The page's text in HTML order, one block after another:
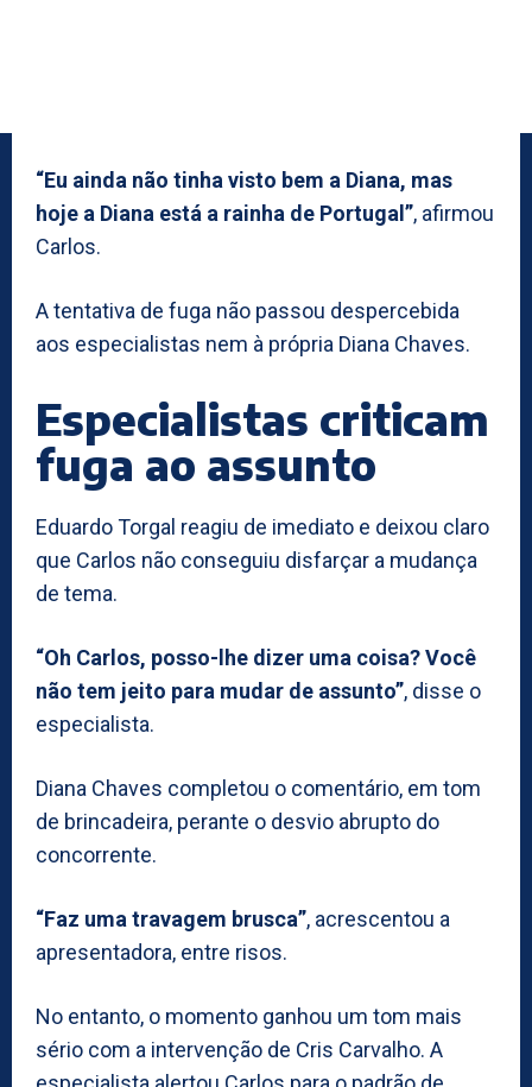
“Eu ainda não tinha visto bem a Diana, mas
hoje a Diana está a rainha de Portugal”, afirmou
Carlos.
A tentativa de fuga não passou despercebida
aos especialistas nem à própria Diana Chaves.
Especialistas criticam
fuga ao assunto
Eduardo Torgal reagiu de imediato e deixou claro
que Carlos não conseguiu disfarçar a mudança
de tema.
“Oh Carlos, posso-lhe dizer uma coisa? Você
não tem jeito para mudar de assunto”, disse o
especialista.
Diana Chaves completou o comentário, em tom
de brincadeira, perante o desvio abrupto do
concorrente.
“Faz uma travagem brusca”, acrescentou a
apresentadora, entre risos.
No entanto, o momento ganhou um tom mais
sério com a intervenção de Cris Carvalho. A